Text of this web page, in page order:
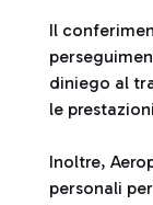
Il
diniego al
le
Inoltre,
personali